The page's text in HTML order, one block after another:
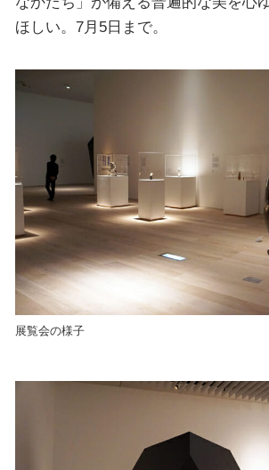
ほしい。7月5日まで。
展覧会の様子